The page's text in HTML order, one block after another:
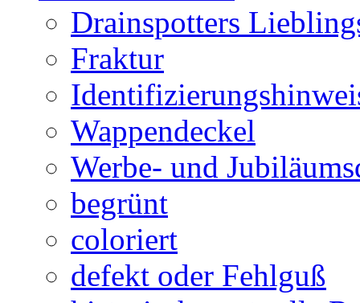
Drainspotters
Fraktur
Wappendeckel
Werbe- und
begrünt
coloriert
defekt oder Fehlguß